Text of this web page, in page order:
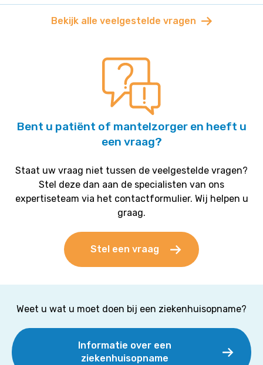
Bekijk alle veelgestelde vragen
Bent u patiënt of mantelzorger en heeft u
een vraag?
Staat uw vraag niet tussen de veelgestelde vragen?
Stel deze dan aan de specialisten van ons
expertiseteam via het contactformulier. Wij helpen u
graag.
Stel een vraag
Weet u wat u moet doen bij een ziekenhuisopname?
Informatie over een
ziekenhuisopname